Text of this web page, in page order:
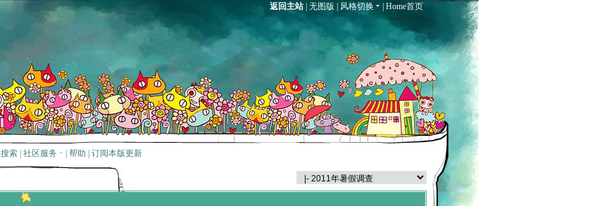
返回主站| 无图版 风格切换 Home首页
搜索 社区服务 帮助 订阅本版更新